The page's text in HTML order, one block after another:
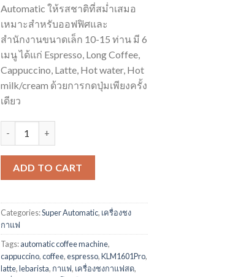
Automatic ให้รสชาติที่สม่ำเสมอ
เหมาะสำหรับออฟฟิศและ
สำนักงานขนาดเล็ก 10-15 ท่าน มี 6
เมนู ได้แก่ Espresso, Long Coffee,
Cappuccino, Latte, Hot water, Hot
milk/cream ด้วยการกดปุ่มเพียงครั้ง
เดียว
เครื่องชงกาแฟสด Le Barista KLM1601Pro quantity
ADD TO CART
Categories:Super Automatic, เครื่องชง
กาแฟ
Tags:automatic coffee machine,
cappuccino,coffee,espresso,KLM1601Pro,
latte,lebarista, กาแฟ, เครื่องชงกาแฟสด,